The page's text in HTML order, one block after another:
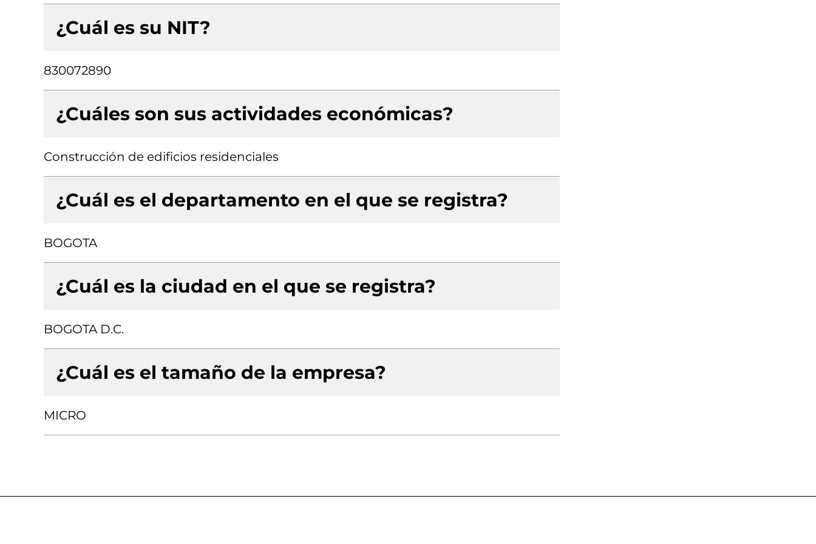
¿Cuál es su NIT?
830072890
¿Cuáles son sus actividades económicas?
Construcción de edificios residenciales
¿Cuál es el departamento en el que se registra?
BOGOTA
¿Cuál es la ciudad en el que se registra?
BOGOTA D.C.
¿Cuál es el tamaño de la empresa?
MICRO